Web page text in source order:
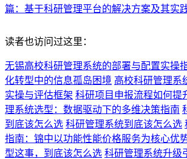
篇：基于科研管理平台的解决方案及其实
读者也访问过这里：
无锡高校科研管理系统的部署与配置实操
化转型中的信息孤岛困境 高校科研管理系
实操与评估框架 科研项目申报流程如何提
理系统选型：数据驱动下的多维决策指南
到底该怎么选 科研管理系统到底该怎么选
指南：锦中以功能性能价格服务为核心优
型这事，到底该怎么选 科研管理系统升级